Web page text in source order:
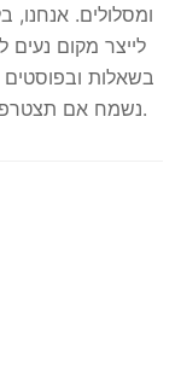
ומסלולים. אנחנו,
לייצר מקום נעים
בשאלות
נשמח אם תצטרפו לקבוצה ותבקשו גם מחבריכם להצטרף.